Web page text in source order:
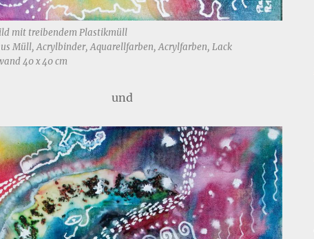
mit treibendem Plastikmüll
Müll, Acrylbinder, Aquarellfarben, Acrylfarben, Lack
40 x 40 cm
und